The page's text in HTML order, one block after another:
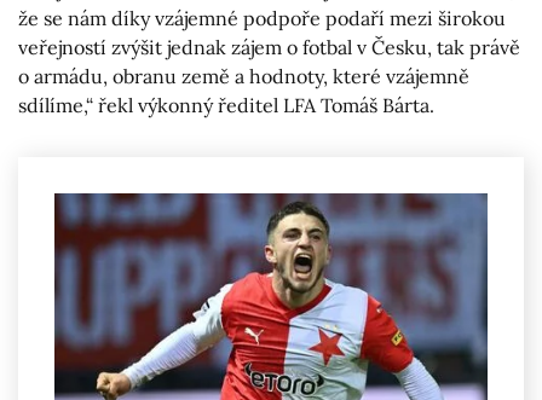
že se nám díky vzájemné podpoře podaří mezi širokou
veřejností zvýšit jednak zájem o fotbal v Česku, tak právě
o armádu, obranu země a hodnoty, které vzájemně
sdílíme,“ řekl výkonný ředitel LFA Tomáš Bárta.